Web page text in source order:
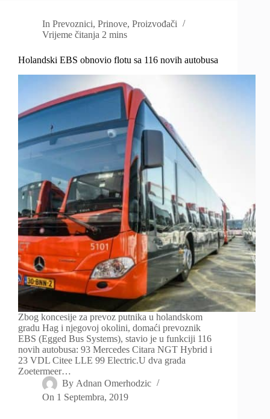
In Prevoznici,Prinove,Proizvođači
Vrijeme čitanja 2 mins
Holandski EBS obnovio flotu sa 116 novih autobusa
Zbog koncesije za prevoz putnika u holandskom
gradu Hag i njegovoj okolini, domaći prevoznik
EBS (Egged Bus Systems), stavio je u funkciji 116
novih autobusa: 93 Mercedes Citara NGT Hybrid i
23 VDL Citee LLE 99 Electric.U dva grada
Zoetermeer…
By Adnan Omerhodzic
On 1 Septembra, 2019